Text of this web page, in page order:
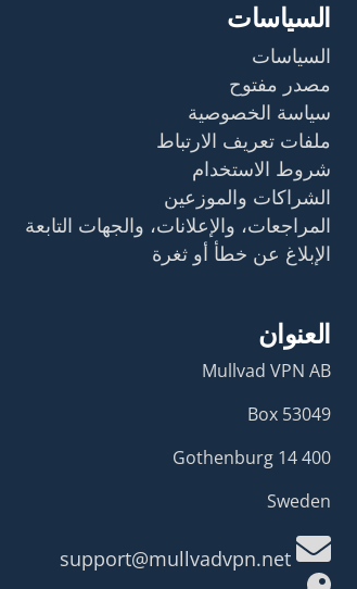
السياسات
السياسات
مصدر مفتوح
سياسة الخصوصية
ملفات تعريف الارتباط
شروط الاستخدام
الشراكات والموزعين
المراجعات، والإعلانات، والجهات التابعة
الإبلاغ عن خطأ أو ثغرة
العنوان
Mullvad VPN AB
Box 53049
400 14 Gothenburg
Sweden